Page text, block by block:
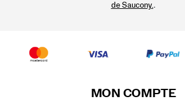
de Saucony..
MON COMPTE